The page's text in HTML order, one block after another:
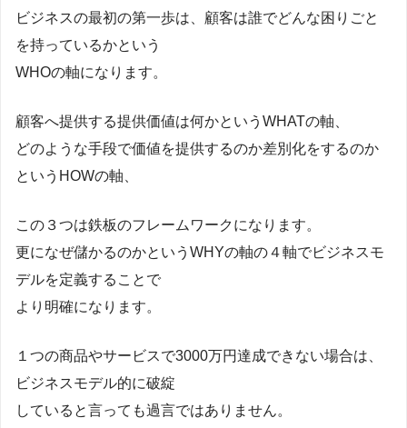
ビジネスの最初の第一歩は、顧客は誰でどんな困りごと
を持っているかという
WHOの軸になります。
顧客へ提供する提供価値は何かというWHATの軸、
どのような手段で価値を提供するのか差別化をするのか
というHOWの軸、
この３つは鉄板のフレームワークになります。
更になぜ儲かるのかというWHYの軸の４軸でビジネスモ
デルを定義することで
より明確になります。
１つの商品やサービスで3000万円達成できない場合は、
ビジネスモデル的に破綻
していると言っても過言ではありません。